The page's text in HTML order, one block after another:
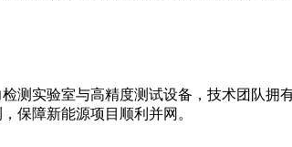
测实验室与高精度测试设备，技术团队拥
保障新能源项目顺利并网。